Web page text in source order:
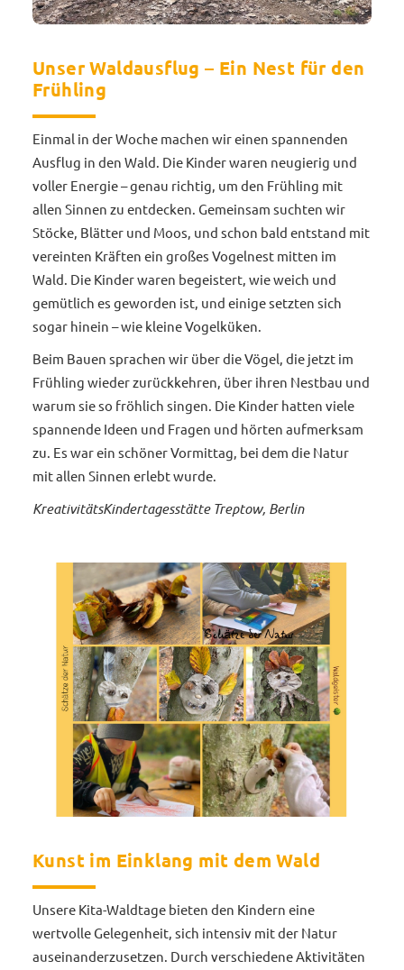
Unser Waldausflug – Ein Nest für den
Frühling
Einmal in der Woche machen wir einen spannenden
Ausflug in den Wald. Die Kinder waren neugierig und
voller Energie – genau richtig, um den Frühling mit
allen Sinnen zu entdecken. Gemeinsam suchten wir
Stöcke, Blätter und Moos, und schon bald entstand mit
vereinten Kräften ein großes Vogelnest mitten im
Wald. Die Kinder waren begeistert, wie weich und
gemütlich es geworden ist, und einige setzten sich
sogar hinein – wie kleine Vogelküken.
Beim Bauen sprachen wir über die Vögel, die jetzt im
Frühling wieder zurückkehren, über ihren Nestbau und
warum sie so fröhlich singen. Die Kinder hatten viele
spannende Ideen und Fragen und hörten aufmerksam
zu. Es war ein schöner Vormittag, bei dem die Natur
mit allen Sinnen erlebt wurde.
KreativitätsKindertagesstätte Treptow, Berlin
Kunst im Einklang mit dem Wald
Unsere Kita-Waldtage bieten den Kindern eine
wertvolle Gelegenheit, sich intensiv mit der Natur
auseinanderzusetzen. Durch verschiedene Aktivitäten